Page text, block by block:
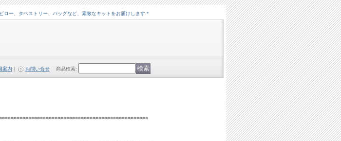
ー、タペストリー、バッグなど、素敵なキットをお届けします＊
案内 お問い合せ 商品検索: